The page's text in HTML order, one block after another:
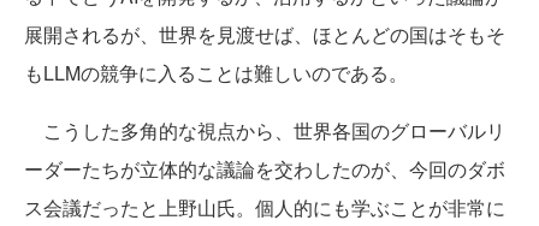
展開されるが、世界を見渡せば、ほとんどの国はそもそ
もLLMの競争に入ることは難しいのである。
こうした多角的な視点から、世界各国のグローバルリ
ーダーたちが立体的な議論を交わしたのが、今回のダボ
ス会議だったと上野山氏。個人的にも学ぶことが非常に